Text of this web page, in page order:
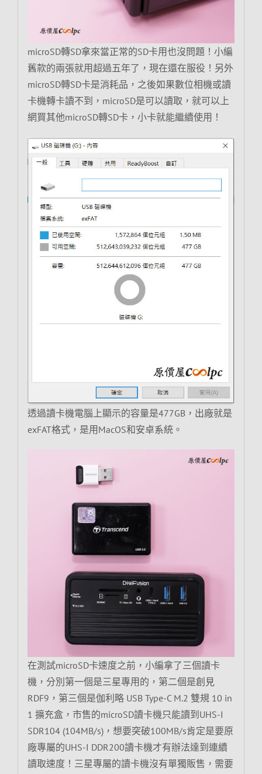
microSD轉SD拿來當正常的SD卡用也沒問題！小編
舊款的兩張就用超過五年了，現在還在服役！另外
microSD轉SD卡是消耗品，之後如果數位相機或讀
卡機轉卡讀不到，microSD是可以讀取，就可以上
網買其他microSD轉SD卡，小卡就能繼續使用！
透過讀卡機電腦上顯示的容量是477GB，出廠就是
exFAT格式，是用MacOS和安卓系統。
在測試microSD卡速度之前，小編拿了三個讀卡
機，分別第一個是三星專用的，第二個是創見
RDF9，第三個是伽利略 USB Type-C M.2 雙規 10 in
1 擴充盒，市售的microSD讀卡機只能讀到UHS-I
SDR104 (104MB/s)，想要突破100MB/s肯定是要原
廠專屬的UHS-I DDR200讀卡機才有辦法達到連續
讀取速度！三星專屬的讀卡機沒有單獨販售，需要